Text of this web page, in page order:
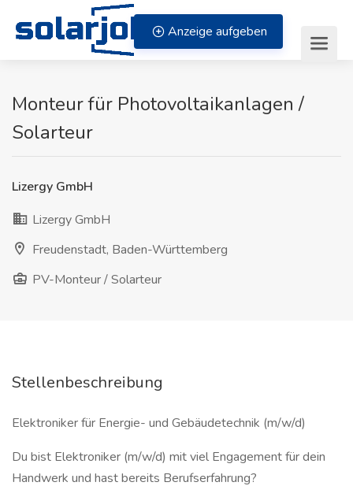
Zum Inhalt springen
Anzeige aufgeben
Monteur für Photovoltaikanlagen /
Solarteur
Lizergy GmbH
Lizergy GmbH
Freudenstadt, Baden-Württemberg
PV-Monteur / Solarteur
Stellenbeschreibung
Elektroniker für Energie- und Gebäudetechnik (m/w/d)
Du bist Elektroniker (m/w/d) mit viel Engagement für dein
Handwerk und hast bereits Berufserfahrung?